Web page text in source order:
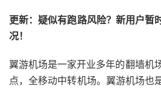
更新：疑似有跑路风险？新用户暂
况！
翼游机场是一家开业多年的翻墙机
点，全移动中转机场。翼游机场也